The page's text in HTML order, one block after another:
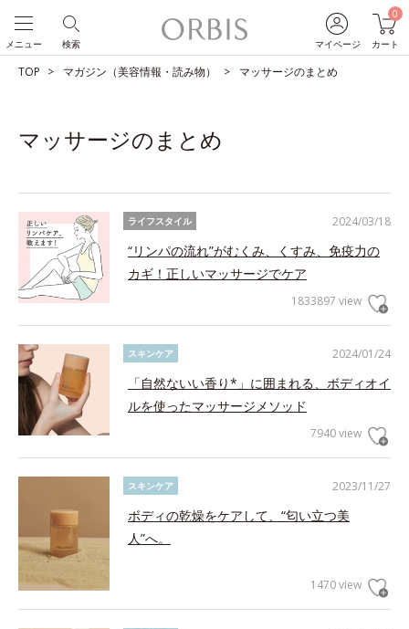
マイページ
0
カート
検索
メニュー
TOP マガジン（美容情報・読み物） マッサージのまとめ
マッサージのまとめ
2024/03/18
ライフスタイル
“リンパの流れ”がむくみ、くすみ、免疫力の
カギ！正しいマッサージでケア
1833897 view
2024/01/24
スキンケア
「自然ないい香り*」に囲まれる、ボディオイ
ルを使ったマッサージメソッド
7940 view
2023/11/27
スキンケア
ボディの乾燥をケアして、“匂い立つ美
人”へ。
1470 view